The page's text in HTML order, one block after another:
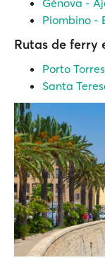
Piombino -
Rutas de ferry
Porto
Santa